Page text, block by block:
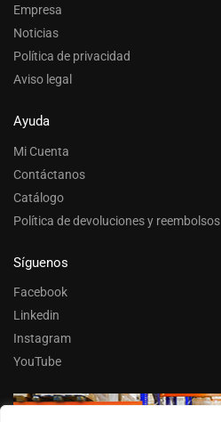
Empresa
Noticias
Política de privacidad
Aviso legal
Ayuda
Mi Cuenta
Contáctanos
Catálogo
Política de devoluciones y reembolsos
Síguenos
Facebook
Linkedin
Instagram
YouTube